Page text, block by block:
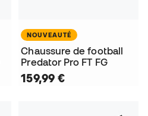
NOUVEAUTÉ
Chaussure de football
Predator Pro FT FG
159,99 €